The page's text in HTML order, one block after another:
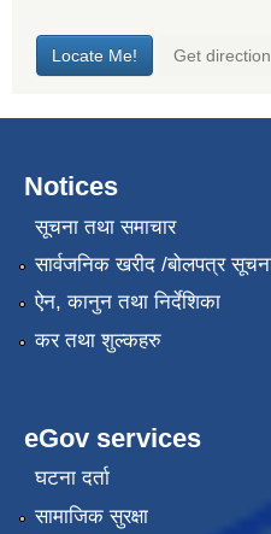
Notices
सूचना तथा समाचार
सार्वजनिक खरीद /बोलपत्र
ऐन, कानुन तथा निर्देशिका
कर तथा शुल्कहरु
eGov services
घटना दर्ता
सामाजिक सुरक्षा